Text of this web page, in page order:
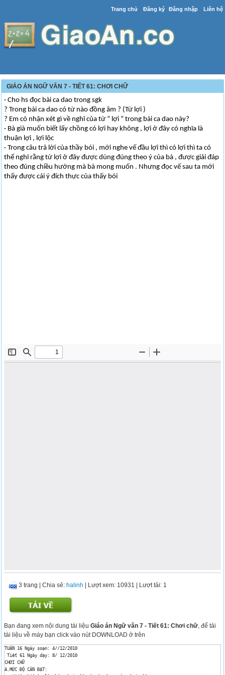
Trang chủ Đăng ký Đăng nhập Liên hệ
GIÁO ÁN NGỮ VĂN 7 - TIẾT 61: CHƠI CHỮ
· Cho hs đọc bài ca dao trong sgk
? Trong bài ca dao có từ nào đồng âm ? (Từ lợi )
? Em có nhận xét gì về nghĩ của từ “ lợi ” trong bài ca dao này?
· Bà già muốn biết lấy chồng có lợi hay không , lợi ở đây có nghĩa là
thuận lợi , lợi lộc
· Trong câu trả lời của thầy bói , mới nghe vế đầu lợi thì có lợi thì ta có
thể nghĩ rằng từ lợi ở đây được dùng đúng theo ý của bà , được giải đáp
theo đúng chiều hướng mà bà mong muốn . Nhưng đọc vế sau ta mới
thấy được cái ý đích thực của thấy bói
3 trang |Chia sẻ: halinh | Lượt xem: 10931 | Lượt tải: 1
Bạn đang xem nội dung tài liệuGiáo án Ngữ văn 7 - Tiết 61: Chơi chữ , để tải
tài liệu về máy bạn click vào nút DOWNLOAD ở trên
TUẦN 16 Ngày soạn: 4//12/2010
Tiết 61 Ngày dạy: 8/ 12/2010
CHƠI CHỮ
A.MỨC ĐỘ CẦN ĐẠT: